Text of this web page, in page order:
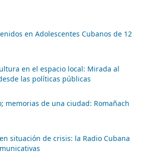
en Adolescentes Cubanos de 12
en el espacio local: Mirada al
las políticas públicas
memorias de una ciudad: Romañach
situación de crisis: la Radio Cubana